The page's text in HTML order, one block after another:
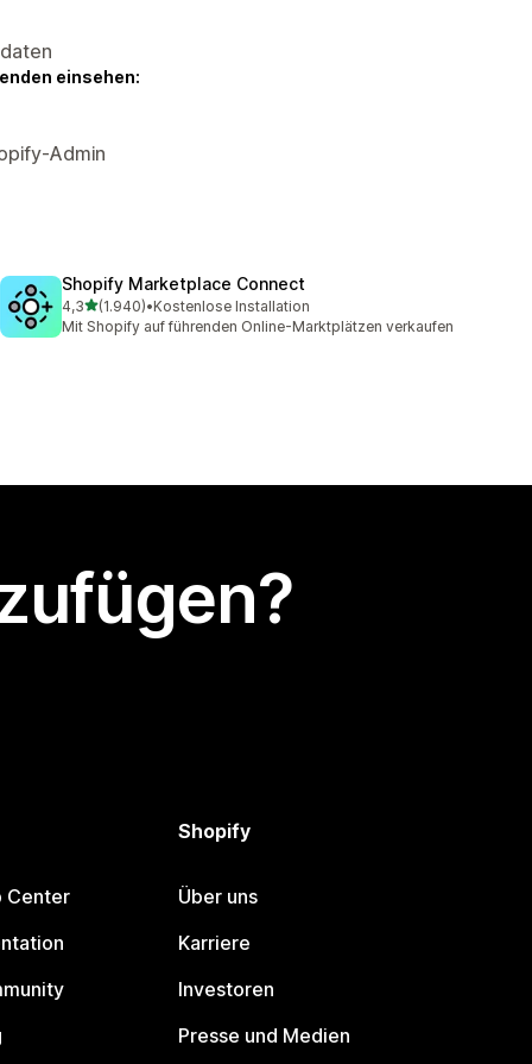
einsehen:
Admin
Shopify Marketplace Connect
4,3von 5 Sternen
(1.940)
1940 Rezensionen insgesamt
•Kostenlose Installation
Mit Shopify auf führenden Online-Marktplätzen verkaufen
Center
Shopify
Über uns
Karriere
Investoren
Presse und Medien